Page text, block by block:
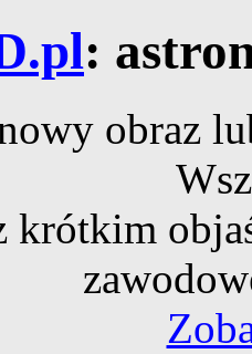
:
obraz
krótkim